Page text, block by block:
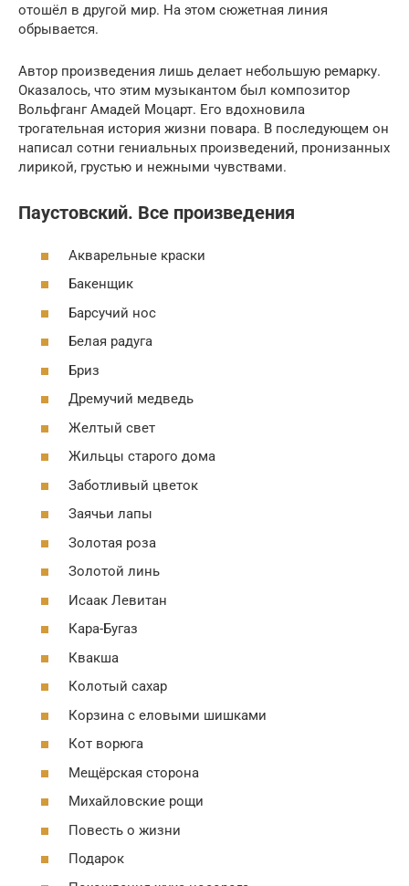
отошёл в другой мир. На этом сюжетная линия
обрывается.
Автор произведения лишь делает небольшую ремарку.
Оказалось, что этим музыкантом был композитор
Вольфганг Амадей Моцарт. Его вдохновила
трогательная история жизни повара. В последующем он
написал сотни гениальных произведений, пронизанных
лирикой, грустью и нежными чувствами.
Паустовский. Все произведения
Акварельные краски
Бакенщик
Барсучий нос
Белая радуга
Бриз
Дремучий медведь
Желтый свет
Жильцы старого дома
Заботливый цветок
Заячьи лапы
Золотая роза
Золотой линь
Исаак Левитан
Кара-Бугаз
Квакша
Колотый сахар
Корзина с еловыми шишками
Кот ворюга
Мещёрская сторона
Михайловские рощи
Повесть о жизни
Подарок